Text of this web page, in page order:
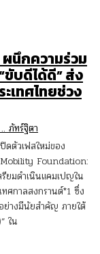
นึกความร่วม
บดีได้ดี” ส่ง
เทศไทยช่วง
ภัทร์ฐิตา
ตัวเฟสใหม่ของ
Foundation:
ยมดำเนินแคมเปญใน
ศกาลสงกรานต์*1 ซึ่ง
ย่างมีนัยสำคัญ ภายใต้
ใน